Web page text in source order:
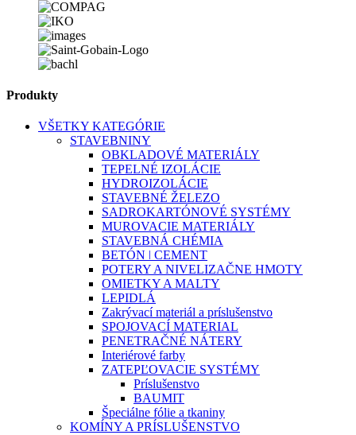
Produkty
VŠETKY KATEGÓRIE
STAVEBNINY
OBKLADOVÉ MATERIÁLY
TEPELNÉ IZOLÁCIE
HYDROIZOLÁCIE
STAVEBNÉ ŽELEZO
SADROKARTÓNOVÉ SYSTÉMY
MUROVACIE MATERIÁLY
STAVEBNÁ CHÉMIA
BETÓN ǀ CEMENT
POTERY A NIVELIZAČNE HMOTY
OMIETKY A MALTY
LEPIDLÁ
Zakrývací materiál a príslušenstvo
SPOJOVACÍ MATERIAL
PENETRAČNÉ NÁTERY
Interiérové farby
ZATEPĽOVACIE SYSTÉMY
Príslušenstvo
BAUMIT
Špeciálne fólie a tkaniny
KOMÍNY A PRÍSLUŠENSTVO